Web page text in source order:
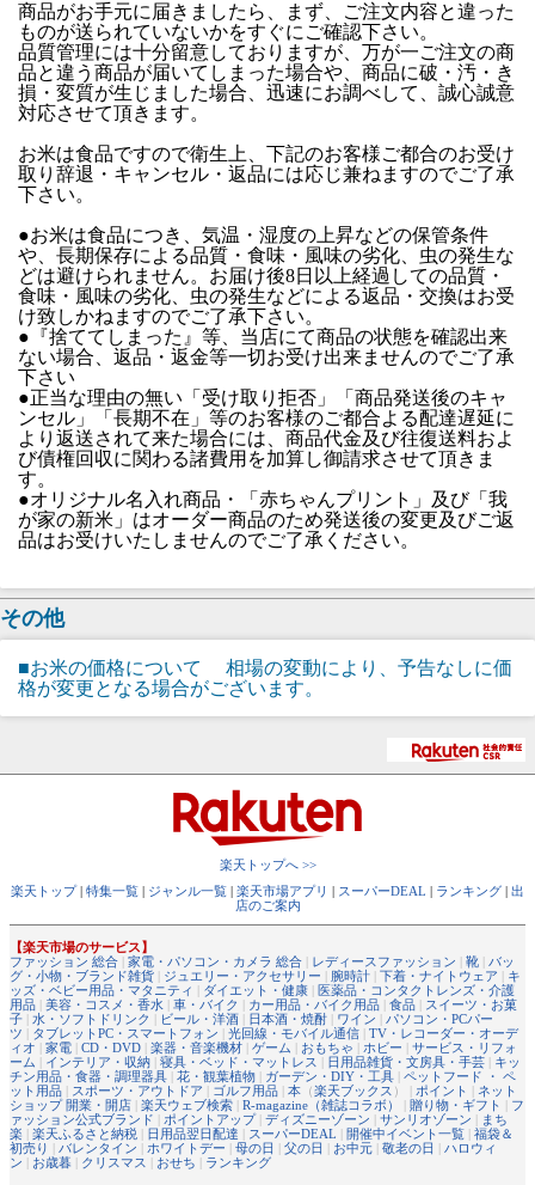
商品がお手元に届きましたら、まず、ご注文内容と違った
ものが送られていないかをすぐにご確認下さい。
品質管理には十分留意しておりますが、万が一ご注文の商
品と違う商品が届いてしまった場合や、商品に破・汚・き
損・変質が生じました場合、迅速にお調べして、誠心誠意
対応させて頂きます。
お米は食品ですので衛生上、下記のお客様ご都合のお受け
取り辞退・キャンセル・返品には応じ兼ねますのでご了承
下さい。
●お米は食品につき、気温・湿度の上昇などの保管条件
や、長期保存による品質・食味・風味の劣化、虫の発生な
どは避けられません。お届け後8日以上経過しての品質・
食味・風味の劣化、虫の発生などによる返品・交換はお受
け致しかねますのでご了承下さい。
●『捨ててしまった』等、当店にて商品の状態を確認出来
ない場合、返品・返金等一切お受け出来ませんのでご了承
下さい
●正当な理由の無い「受け取り拒否」「商品発送後のキャ
ンセル」「長期不在」等のお客様のご都合よる配達遅延に
より返送されて来た場合には、商品代金及び往復送料およ
び債権回収に関わる諸費用を加算し御請求させて頂きま
す。
●オリジナル名入れ商品・「赤ちゃんプリント」及び「我
が家の新米」はオーダー商品のため発送後の変更及びご返
品はお受けいたしませんのでご了承ください。
その他
■お米の価格について 相場の変動により、予告なしに価
格が変更となる場合がございます。
楽天トップへ >>
楽天トップ| 特集一覧 | ジャンル一覧 | 楽天市場アプリ | スーパーDEAL | ランキング | 出
店のご案内
【楽天市場のサービス】
ファッション 総合 | 家電・パソコン・カメラ 総合 | レディースファッション | 靴 | バッ
グ・小物・ブランド雑貨 | ジュエリー・アクセサリー | 腕時計 | 下着・ナイトウェア | キ
ッズ・ベビー用品・マタニティ | ダイエット・健康 | 医薬品・コンタクトレンズ・介護
用品 | 美容・コスメ・香水 | 車・バイク | カー用品・バイク用品 | 食品 | スイーツ・お菓
子 | 水・ソフトドリンク | ビール・洋酒 | 日本酒・焼酎 | ワイン | パソコン・PCパー
ツ | タブレットPC・スマートフォン | 光回線・モバイル通信 | TV・レコーダー・オーデ
ィオ | 家電 | CD・DVD | 楽器・音楽機材 | ゲーム | おもちゃ | ホビー | サービス・リフォ
ーム | インテリア・収納 | 寝具・ベッド・マットレス | 日用品雑貨・文房具・手芸 | キッ
チン用品・食器・調理器具 | 花・観葉植物 | ガーデン・DIY・工具 | ペットフード ・ ペ
ット用品 | スポーツ・アウトドア | ゴルフ用品 | 本 （楽天ブックス ） | ポイント | ネット
ショップ 開業・開店 | 楽天ウェブ検索 | R-magazine（雑誌コラボ） | 贈り物・ギフト | フ
ァッション公式ブランド | ポイントアップ| ディズニーゾーン | サンリオゾーン | まち
楽 | 楽天ふるさと納税 | 日用品翌日配達 | スーパーDEAL | 開催中イベント一覧 | 福袋＆
初売り | バレンタイン | ホワイトデー | 母の日 | 父の日 | お中元 | 敬老の日 | ハロウィ
ン | お歳暮 | クリスマス | おせち | ランキング